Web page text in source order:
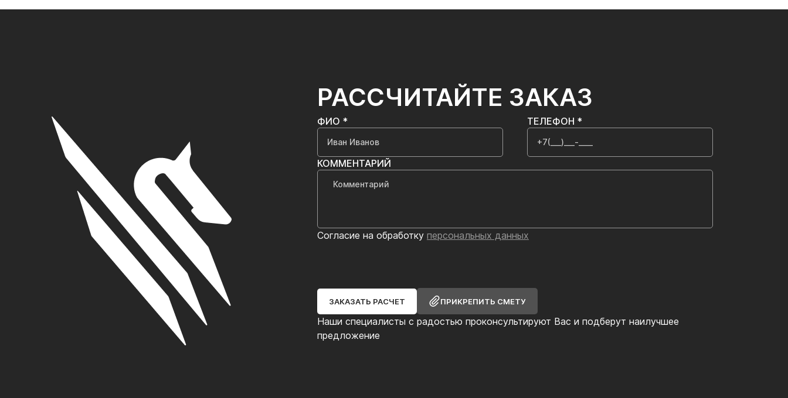
РАССЧИТАЙТЕ ЗАКАЗ
Наши специалисты с радостью проконсультируют Вас и подберут наилучшее
предложение
ФИО * ТЕЛЕФОН *
КОММЕНТАРИЙ
Согласие на обработку персональных данных
ЗАКАЗАТЬ РАСЧЕТ ПРИКРЕПИТЬ СМЕТУ